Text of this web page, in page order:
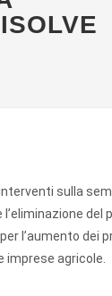
sulla
l’aumento dei
agricole.